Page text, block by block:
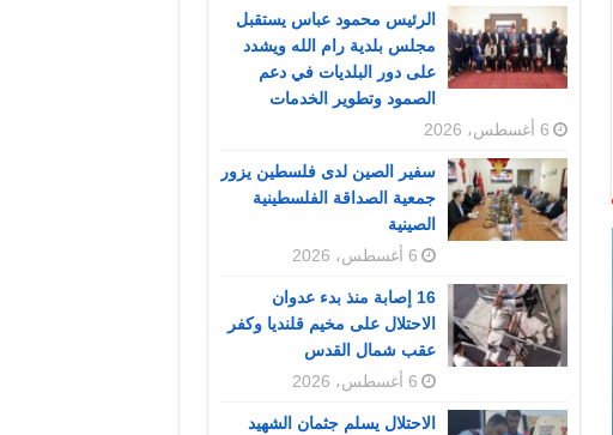
الرئيس محمود عباس يستقبل
مجلس بلدية رام الله ويشدد
على دور البلديات في دعم
الصمود وتطوير الخدمات
6 أغسطس، 2026
سفير الصين لدى فلسطين يزور
جمعية الصداقة الفلسطينية
الصينية
6 أغسطس، 2026
16 إصابة منذ بدء عدوان
الاحتلال على مخيم قلنديا وكفر
عقب شمال القدس
6 أغسطس، 2026
الاحتلال يسلم جثمان الشهيد